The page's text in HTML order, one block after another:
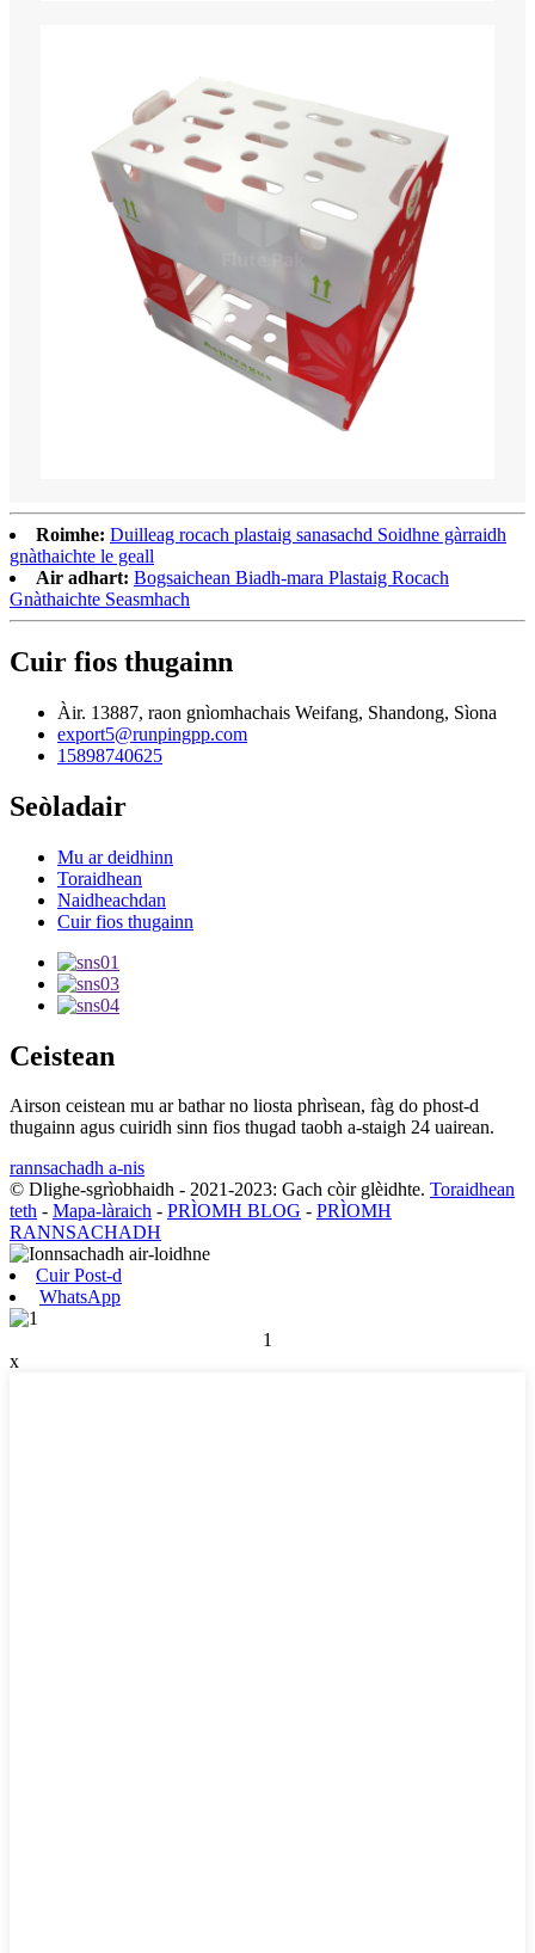
Roimhe: Duilleag rocach plastaig sanasachd Soidhne gàrraidh
gnàthaichte le geall
Air adhart: Bogsaichean Biadh-mara Plastaig Rocach
Gnàthaichte Seasmhach
Cuir fios thugainn
Àir. 13887, raon gnìomhachais Weifang, Shandong, Sìona
export5@runpingpp.com
15898740625
Seòladair
Mu ar deidhinn
Toraidhean
Naidheachdan
Cuir fios thugainn
Ceistean
Airson ceistean mu ar bathar no liosta phrìsean, fàg do phost-d
thugainn agus cuiridh sinn fios thugad taobh a-staigh 24 uairean.
rannsachadh a-nis
© Dlighe-sgrìobhaidh - 2021-2023: Gach còir glèidhte. Toraidhean
teth - Mapa-làraich - PRÌOMH BLOG - PRÌOMH
RANNSACHADH
Cuir Post-d
WhatsApp
1
x